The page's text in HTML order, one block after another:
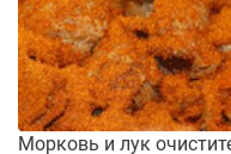
Морковь и лук